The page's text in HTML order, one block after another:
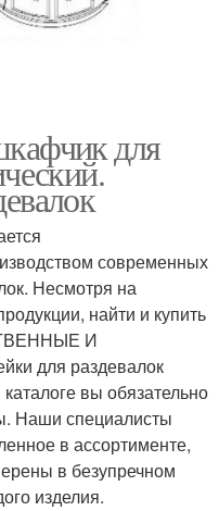
для
современных
Несмотря на
найти и купить
И
для раздевалок
вы обязательно
Наши специалисты
в ассортименте,
в безупречном
изделия.